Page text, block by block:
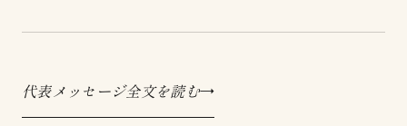
代表メッセージ全文を読む